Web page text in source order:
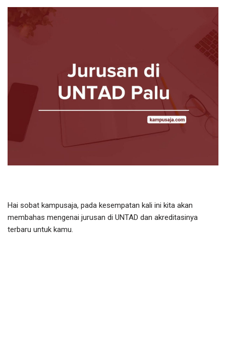
Hai sobat kampusaja, pada kesempatan kali ini kita akan
membahas mengenai jurusan di UNTAD dan akreditasinya
terbaru untuk kamu.